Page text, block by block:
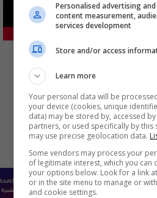
العراقي
المزيد
Personalised advertising
content measurement,
services development
Store and/or access
Learn more
Your personal data will be
your device (cookies, unique
data) may be stored by, accessed
partners, or used specifically by this
may use precise geolocation data.
Some vendors may process your
of legitimate interest, which you can
your options below. Look for a link
or in the site menu to manage or
and cookie settings.